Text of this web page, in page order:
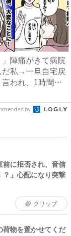
」陣痛がきて病院
だ私→一旦自宅戻
われ、1時間後
by
に拒否され、音信
」心配になり突撃
クリップ
荷物を置かせてくだ